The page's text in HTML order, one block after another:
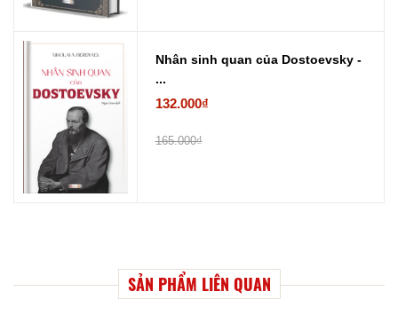
Nhân sinh quan của Dostoevsky -
...
132.000₫
165.000₫
SẢN PHẨM LIÊN QUAN